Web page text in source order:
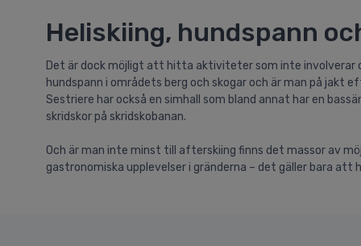
Heliskiing, hundspann
Det är dock möjligt att hitta aktiviteter som inte involverar
hundspann i områdets berg och skogar och är man på jakt
Sestriere har också en simhall som bland annat har en
skridskor på skridskobanan.
Och är man inte minst till afterskiing finns det massor av
gastronomiska upplevelser i gränderna – det gäller bara att